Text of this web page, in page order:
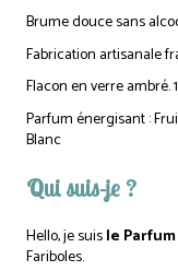
Brume douce sans
Fabrication artisanale
Flacon en verre ambré.
Parfum énergisant :
Blanc
Qui suis-je ?
Hello, je suisle
Fariboles.